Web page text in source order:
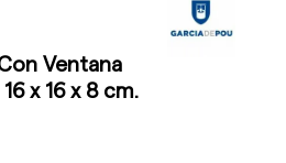
Ventana
x 16 x 8 cm.